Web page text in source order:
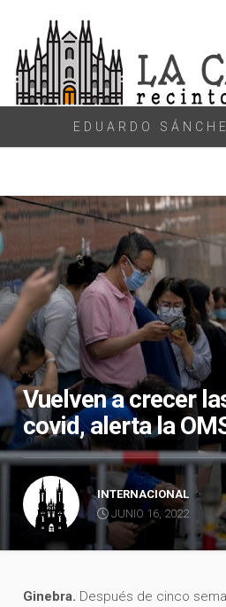
content
EDUARDO
Vuelven a crecer
covid, alerta la
INTERNACIONAL
JUNIO 16, 2022
Ginebra. Después de cinco